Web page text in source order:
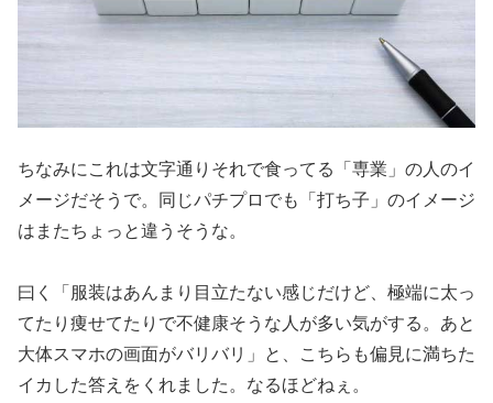
ちなみにこれは文字通りそれで食ってる「専業」の人のイ
メージだそうで。同じパチプロでも「打ち子」のイメージ
はまたちょっと違 うそうな。
曰く「服装はあんまり目立たない感じだけど、極端に太っ
てたり痩せてたりで不健康そうな人が多い気がする。あと
大体スマホの画面がバリバリ」と、こちらも偏見に満ちた
イカした答えをくれました 。なるほどねぇ。